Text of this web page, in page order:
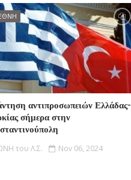
αντιπροσωπειών Ελλάδας-
σήμερα στην
του Λ.Σ. Nov 06, 2024